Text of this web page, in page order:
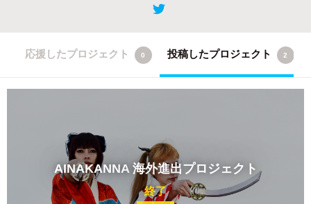
応援したプロジェクト 0 投稿したプロジェクト 2
AINAKANNA海外進出プロジェクト
終了